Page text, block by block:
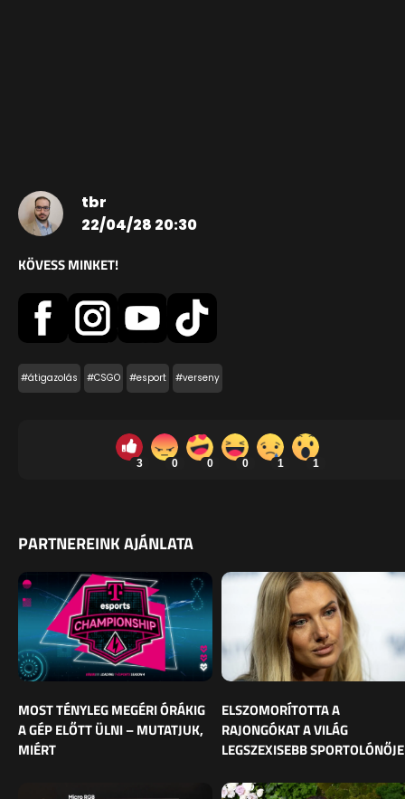
tbr
22/04/28 20:30
KÖVESS MINKET!
#átigazolás #CSGO #esport #verseny
3 0 0 0 1 1
PARTNEREINK AJÁNLATA
MOST TÉNYLEG MEGÉRI ÓRÁKIG
A GÉP ELŐTT ÜLNI – MUTATJUK,
MIÉRT
ELSZOMORÍTOTTA A
RAJONGÓKAT A VILÁG
LEGSZEXISEBB SPORTOLÓNŐJE